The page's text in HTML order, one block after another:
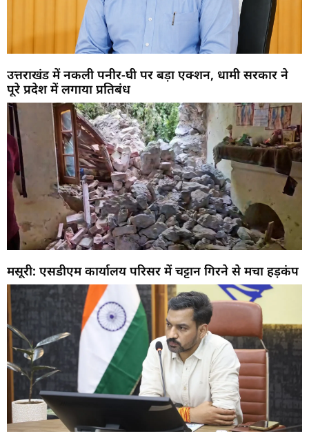
उत्तराखंड में नकली पनीर-घी पर बड़ा एक्शन, धामी सरकार ने
पूरे प्रदेश में लगाया प्रतिबंध
मसूरी: एसडीएम कार्यालय परिसर में चट्टान गिरने से मचा हड़कंप